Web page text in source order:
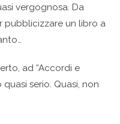
vergognosa. Da
pubblicizzare un libro a
ad “Accordi e
serio. Quasi, non